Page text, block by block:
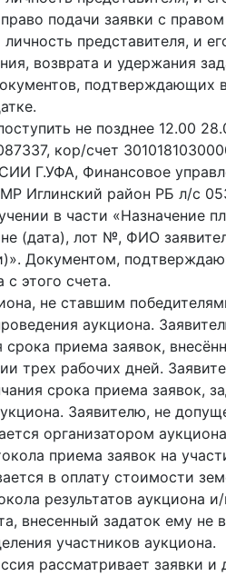
подачи заявки с
представителя, и
возврата и удержания
подтверждающих
не позднее 12.00
кор/счет
Г.УФА, Финансовое
Иглинский район РБ л/с
в части «Назначение
(дата), лот №, ФИО
Документом,
с этого счета.
не ставшим
аукциона.
срока приема заявок,
трех рабочих дней.
срока приема заявок,
Заявителю, не
организатором
приема заявок на
в оплату стоимости
результатов аукциона
внесенный задаток ему не
участников аукциона.
рассматривает заявки и